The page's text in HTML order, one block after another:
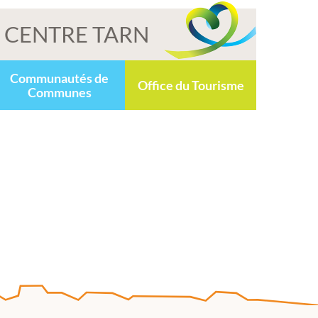
CENTRE TARN
Communautés de
Communes
Office du Tourisme